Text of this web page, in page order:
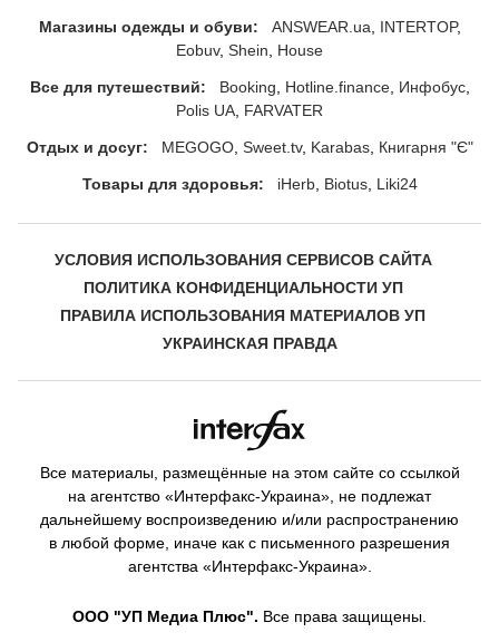
Магазины одежды и обуви: ANSWEAR.ua
INTERTOP
Eobuv Shein House
Все для путешествий: Booking Hotline.finance Инфобус
Polis UA FARVATER
Отдых и досуг: MEGOGO Sweet.tv Karabas Книгарня "Є"
Товары для здоровья: iHerb Biotus Liki24
УСЛОВИЯ ИСПОЛЬЗОВАНИЯ СЕРВИСОВ САЙТА
ПОЛИТИКА КОНФИДЕНЦИАЛЬНОСТИ УП
ПРАВИЛА ИСПОЛЬЗОВАНИЯ МАТЕРИАЛОВ УП
УКРАИНСКАЯ ПРАВДА
Все материалы, размещённые на этом сайте со ссылкой
на агентство «Интерфакс-Украина», не подлежат
дальнейшему воспроизведению и/или распространению
в любой форме, иначе как с письменного разрешения
агентства «Интерфакс-Украина».
ООО "УП Медиа Плюс". Все права защищены.